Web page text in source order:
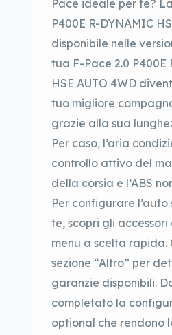
Pace ideale per te?
P400E R-DYNAMIC
disponibile nelle
tua F-Pace 2.0 P400E
HSE AUTO 4WD
tuo migliore
grazie alla sua
Per caso, l’aria
controllo attivo del
della corsia e l’ABS
Per configurare l’auto
te, scopri gli accessori
menu a scelta rapida.
sezione “Altro” per
garanzie disponibili.
completato la
optional che rendono